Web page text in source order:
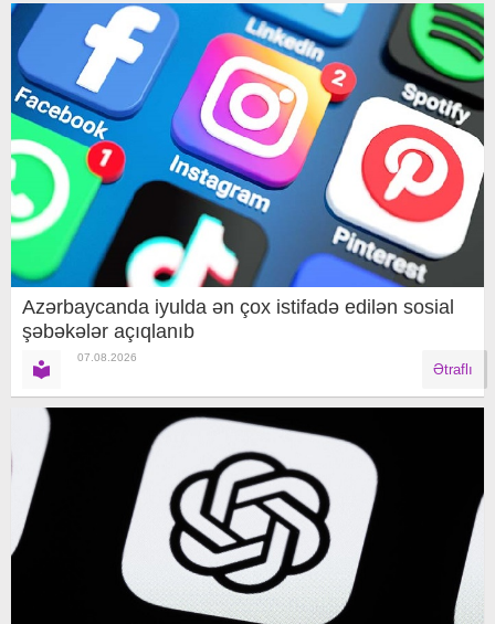
Azərbaycanda iyulda ən çox istifadə edilən sosial
şəbəkələr açıqlanıb
07.08.2026
Ətraflı